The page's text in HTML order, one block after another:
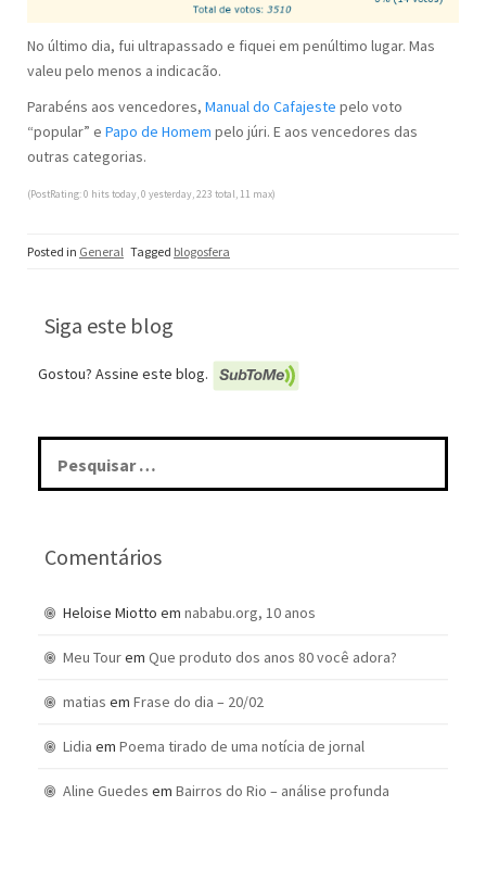
No último dia, fui ultrapassado e fiquei em penúltimo lugar. Mas
valeu pelo menos a indicacão.
Parabéns aos vencedores, Manual do Cafajeste pelo voto
“popular” e Papo de Homem pelo júri. E aos vencedores das
outras categorias.
(PostRating: 0 hits today, 0 yesterday, 223 total, 11 max)
Posted in General Tagged blogosfera
Siga este blog
Gostou? Assine este blog.
Pesquisar
por:
Comentários
Heloise Miotto em nababu.org, 10 anos
Meu Tourem Que produto dos anos 80 você adora?
matias em Frase do dia – 20/02
Lidia em Poema tirado de uma notícia de jornal
Aline Guedes em Bairros do Rio – análise profunda